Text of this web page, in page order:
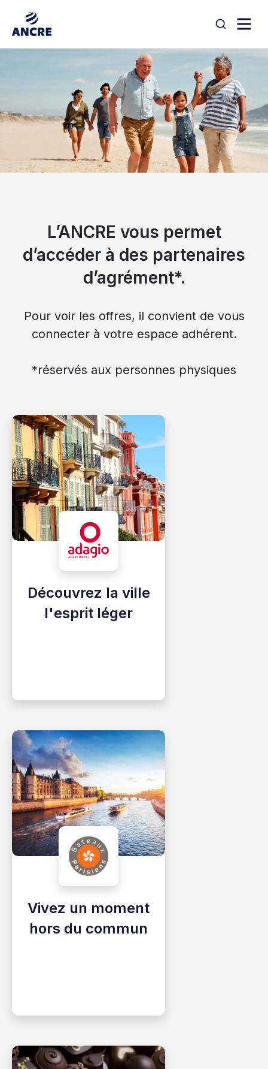
L’ANCRE vous permet
d’accéder à des partenaires
d’agrément*.
Pour voir les offres, il convient de vous
connecter à votre espace adhérent.
*réservés aux personnes physiques
Découvrez la ville
l'esprit léger
Vivez un moment
hors du commun